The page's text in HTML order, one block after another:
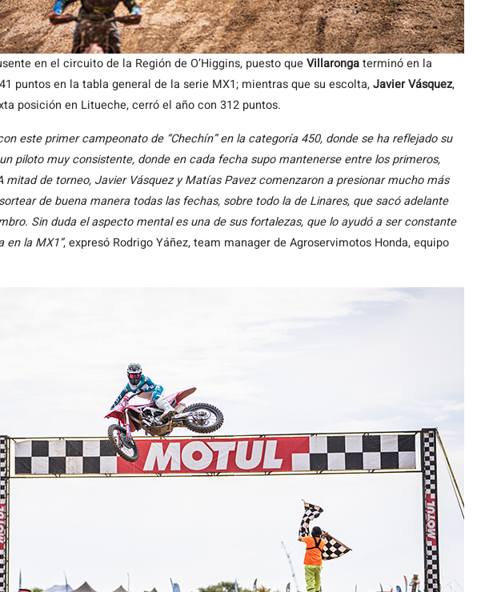
en el circuito de la Región de O’Higgins, puesto que Villarongaterminó en la
puntos en la tabla general de la serie MX1; mientras que su escolta,Javier Vásquez,
posición en Litueche, cerró el año con 312 puntos.
este primer campeonato de “Chechín” en la categoría 450, donde se ha reflejado su
piloto muy consistente, donde en cada fecha supo mantenerse entre los primeros,
mitad de torneo, Javier Vásquez y Matías Pavez comenzaron a presionar mucho más
de buena manera todas las fechas, sobre todo la de Linares, que sacó adelante
Sin duda el aspecto mental es una de sus fortalezas, que lo ayudó a ser constante
en la MX1”, expresó Rodrigo Yáñez, team manager de Agroservimotos Honda, equipo